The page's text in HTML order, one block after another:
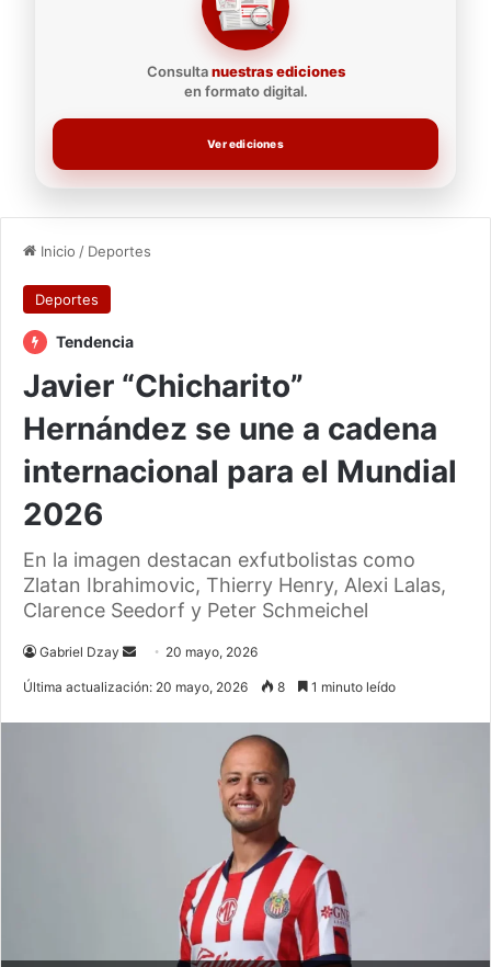
Consultanuestras ediciones
en formato digital.
Ver ediciones
Inicio / Deportes
Deportes
Tendencia
Javier “Chicharito”
Hernández se une a cadena
internacional para el Mundial
2026
En la imagen destacan exfutbolistas como
Zlatan Ibrahimovic, Thierry Henry, Alexi Lalas,
Clarence Seedorf y Peter Schmeichel
Gabriel Dzay
Send
an
20 mayo, 2026
Última actualización: 20 mayo, 2026 8 1 minuto leído